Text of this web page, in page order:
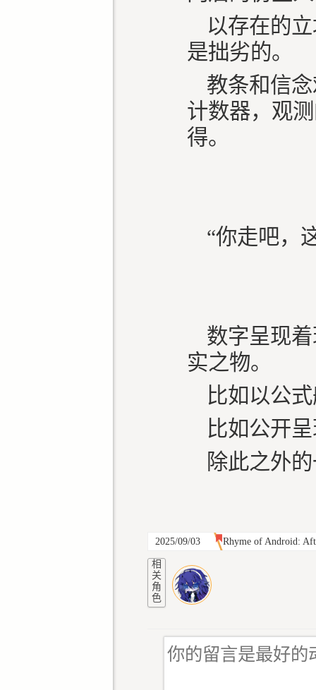
以存在的
是拙劣的。
教条和信
计数器，观
得。
“你走吧，
数字呈现
实之物。
比如以公
比如公开
除此之外
2025/09/03 Rhyme of Android:
相
关
角
色